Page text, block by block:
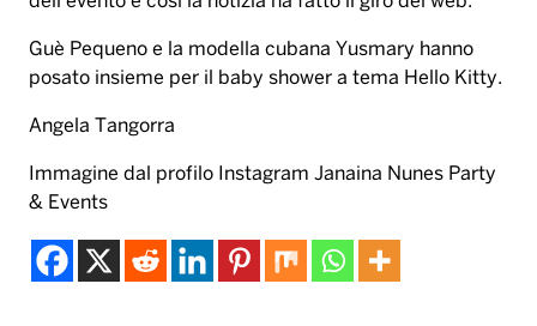
Guè Pequeno e la modella cubana Yusmary hanno
posato insieme per il baby shower a tema Hello Kitty.
Angela Tangorra
Immagine dal profilo Instagram Janaina Nunes Party
& Events